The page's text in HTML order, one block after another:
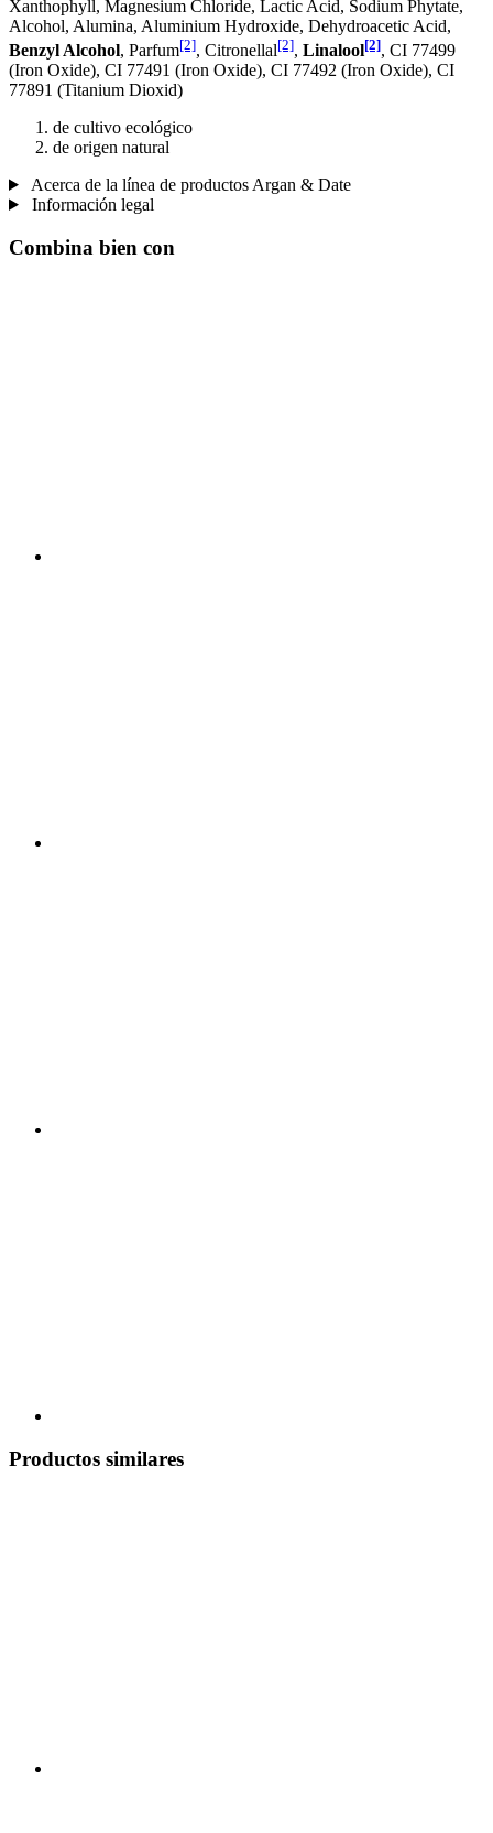
Xanthophyll, Magnesium Chloride, Lactic Acid, Sodium Phytate,
Alcohol, Alumina, Aluminium Hydroxide, Dehydroacetic Acid,
Benzyl Alcohol, Parfum[2], Citronellal[2], Linalool[2], CI 77499
(Iron Oxide), CI 77491 (Iron Oxide), CI 77492 (Iron Oxide), CI
77891 (Titanium Dioxid)
de cultivo ecológico
de origen natural
Acerca de la línea de productos Argan & Date
Información legal
Combina bien con
Productos similares